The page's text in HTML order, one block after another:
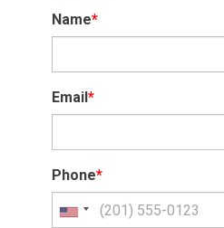
Name*
Email*
Phone*